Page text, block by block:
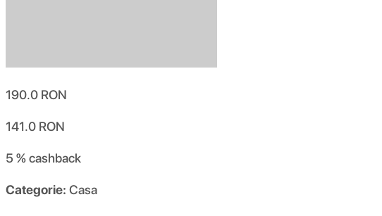
190.0 RON
141.0 RON
5 %cashback
Categorie: Casa